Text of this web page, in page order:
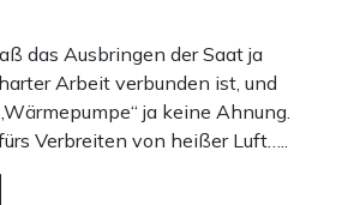
das Ausbringen der Saat ja
Arbeit verbunden ist, und
ja keine Ahnung.
Verbreiten von heißer Luft…..